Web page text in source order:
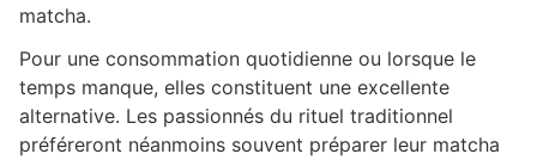
matcha.
Pour une consommation quotidienne ou lorsque le
temps manque, elles constituent une excellente
alternative. Les passionnés du rituel traditionnel
préféreront néanmoins souvent préparer leur matcha